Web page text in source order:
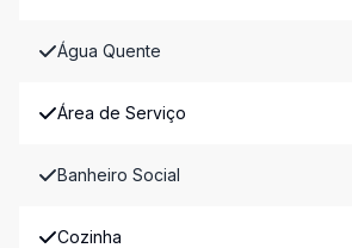
Água Quente
Área de Serviço
Banheiro Social
Cozinha